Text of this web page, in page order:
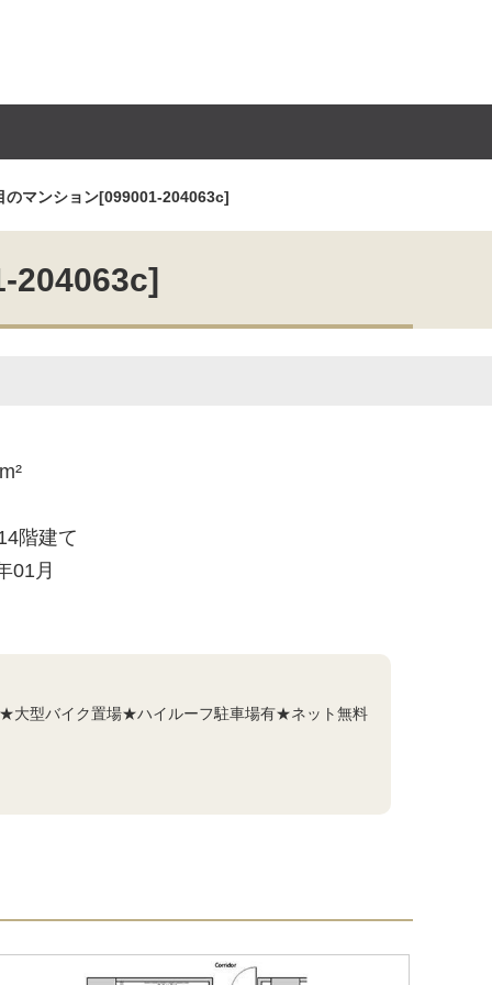
のマンション[099001-204063c]
204063c]
階建て
01月
型バイク置場★ハイルーフ駐車場有★ネット無料